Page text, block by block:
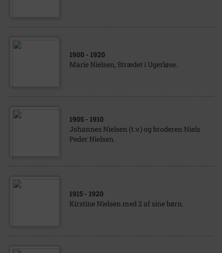
1900 - 1920
Marie Nielsen, Strædet i Ugerløse.
1905 - 1910
Johannes Nielsen (t.v.) og broderen Niels
Peder Nielsen.
1915 - 1920
Kirstine Nielsen med 2 af sine børn.